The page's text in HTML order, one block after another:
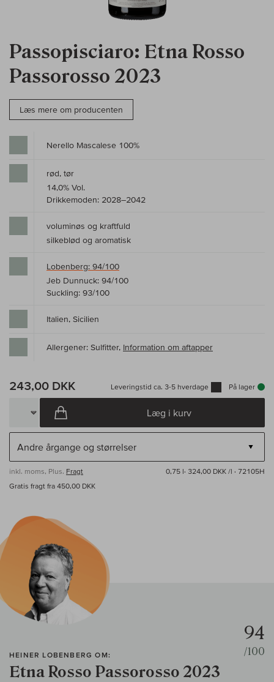
Passopisciaro: Etna Rosso
Passorosso 2023
Læs mere om producenten
Nerello Mascalese 100%
rød, tør
14,0% Vol.
Drikkemoden: 2028–2042
voluminøs og kraftfuld
silkeblød og aromatisk
Lobenberg: 94/100
Jeb Dunnuck: 94/100
Suckling: 93/100
Italien, Sicilien
Allergener: Sulfitter, Information om aftapper
243,00 DKK Leveringstid ca. 3-5 hverdage På lager
Læg i kurv
inkl. moms, Plus. Fragt 0,75 l· 324,00 DKK /l · 72105H
Gratis fragt fra 450,00 DKK
HEINER LOBENBERG OM:
Etna Rosso Passorosso 2023
94
/100